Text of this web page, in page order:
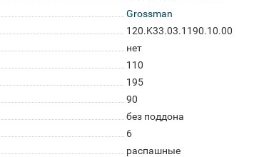
Grossman
120.K33.03.1190.10.00
нет
110
195
90
без поддона
6
распашные